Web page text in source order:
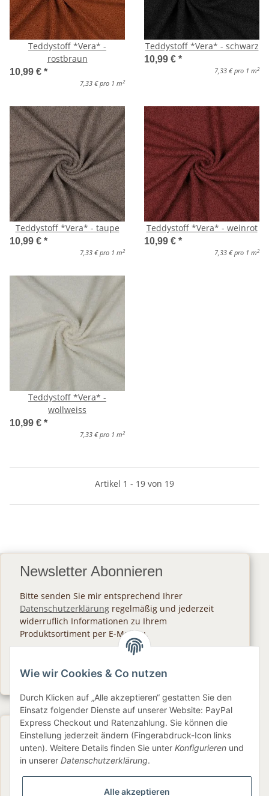
Teddystoff *Vera* -
rostbraun
10,99 € *
7,33 € pro 1 m 2
Teddystoff *Vera* - schwarz
10,99 € *
7,33 € pro 1 m 2
Teddystoff *Vera* - taupe
10,99 € *
7,33 € pro 1 m 2
Teddystoff *Vera* - weinrot
10,99 € *
7,33 € pro 1 m 2
Teddystoff *Vera* -
wollweiss
10,99 € *
7,33 € pro 1 m 2
Artikel 1 - 19 von 19
Newsletter Abonnieren
Bitte senden Sie mir entsprechend Ihrer
Datenschutzerklärung regelmäßig und jederzeit
widerruflich Informationen zu Ihrem
Produktsortiment per E-Mail zu.
Newsletter Abonnieren
Gesetzliche Informationen
Informationen
Wie wir Cookies & Co nutzen
Durch Klicken auf „Alle akzeptieren“ gestatten Sie den
Einsatz folgender Dienste auf unserer Website: PayPal
Express Checkout und Ratenzahlung. Sie können die
Einstellung jederzeit ändern (Fingerabdruck-Icon links
unten). Weitere Details finden Sie unter Konfigurieren und
in unserer Datenschutzerklärung.
Alle akzeptieren